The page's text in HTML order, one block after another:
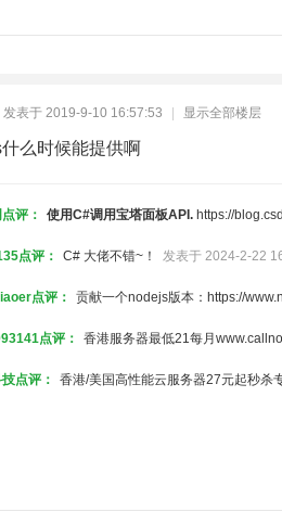
发表于 2019-9-10 16:57:53 显示全部楼层
么时候能提供啊
评： 使用C#调用宝塔面板API. https://
点评： C# 大佬不错~！ 发表于 2024-2-22
点评： 贡献一个nodejs版本：https://
点评： 香港服务器最低21每月
点评： 香港/美国高性能云服务器27元起秒